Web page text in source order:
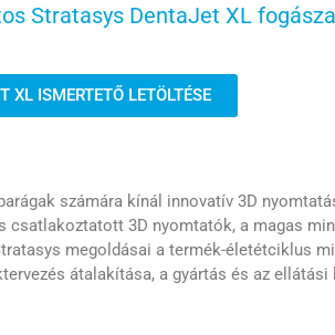
Stratasys DentaJet XL
XL ISMERTETŐ LETÖLTÉSE
számára kínál innovatív 3D
3D nyomtatók, a magas
megoldásai a termék-életétciklus
átalakítása, a gyártás és az